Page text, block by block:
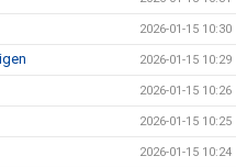
2026-01-15 10:30
2026-01-15 10:29
2026-01-15 10:26
2026-01-15 10:25
2026-01-15 10:24